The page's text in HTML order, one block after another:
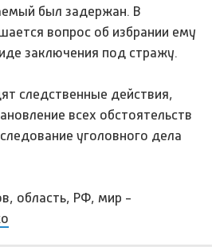
был задержан. В
вопрос об избрании ему
заключения под стражу.
следственные действия,
всех обстоятельств
уголовного дела
область, РФ, мир -